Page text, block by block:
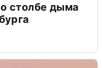
столбе дыма